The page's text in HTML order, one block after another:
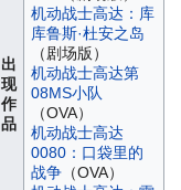
出
现
作
品
机动战士高达：库
库鲁斯·杜安之岛
（剧场版）
机动战士高达第
08MS小队
（OVA）
机动战士高达
0080：口袋里的
战争（OVA）